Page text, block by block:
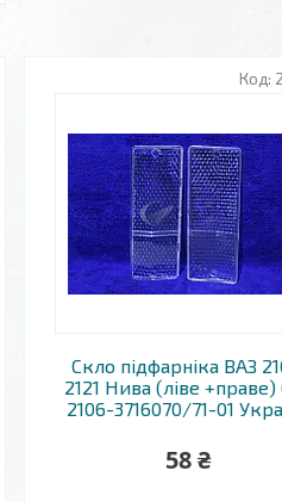
Скло підфарніка ВАЗ
2121 Нива (ліве +праве)
2106-3716070/71-01
58 ₴